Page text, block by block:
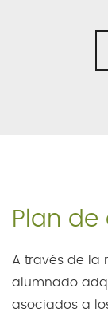
Plan de
A través de la
alumnado
asociados a